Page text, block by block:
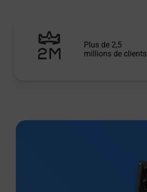
Plus de 2,5
millions de clients